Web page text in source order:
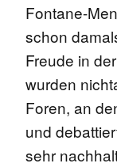
Fontane-
schon
Freude in
wurden
Foren, an
und
sehr